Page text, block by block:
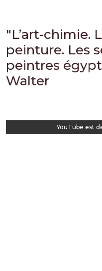
"L’art-chimie.
peinture. Les
peintres
Walter
YouTube est